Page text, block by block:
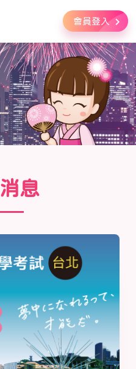
會員登入
消息